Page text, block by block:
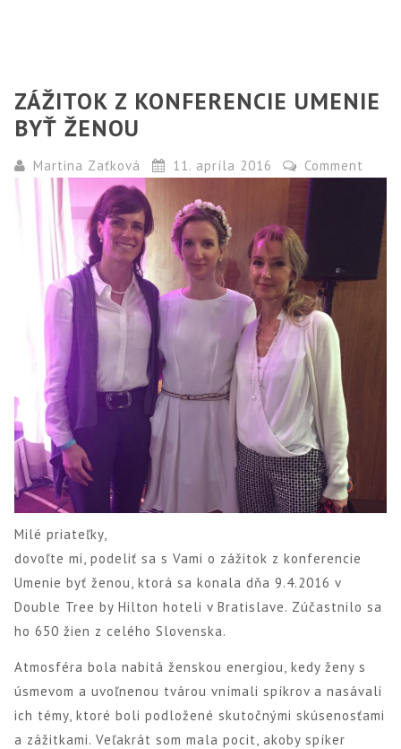
ZÁŽITOK Z KONFERENCIE UMENIE
BYŤ ŽENOU
Martina Zaťková 11. apríla 2016 Comment
Milé priateľky,
dovoľte mi, podeliť sa s Vami o zážitok z konferencie
Umenie byť ženou, ktorá sa konala dňa 9.4.2016 v
Double Tree by Hilton hoteli v Bratislave. Zúčastnilo sa
ho 650 žien z celého Slovenska.
Atmosféra bola nabitá ženskou energiou, kedy ženy s
úsmevom a uvoľnenou tvárou vnímali spíkrov a nasávali
ich témy, ktoré boli podložené skutočnými skúsenosťami
a zážitkami. Veľakrát som mala pocit, akoby spíker